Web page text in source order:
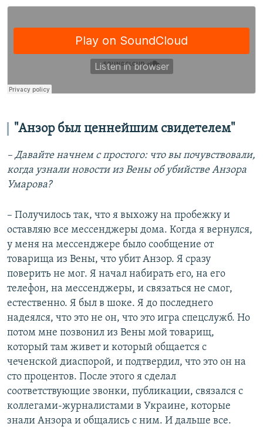
"Анзор был ценнейшим свидетелем"
– Давайте начнем с простого: что вы почувствовали,
когда узнали новости из Вены об убийстве Анзора
Умарова?
– Получилось так, что я выхожу на пробежку и
оставляю все мессенджеры дома. Когда я вернулся,
у меня на мессенджере было сообщение от
товарища из Вены, что убит Анзор. Я сразу
поверить не мог. Я начал набирать его, на его
телефон, на мессенджеры, и связаться не смог,
естественно. Я был в шоке. Я до последнего
надеялся, что это не он, что это игра спецслужб. Но
потом мне позвонил из Вены мой товарищ,
который там живет и который общается с
чеченской диаспорой, и подтвердил, что это он на
сто процентов. После этого я сделал
соответствующие звонки, публикации, связался с
коллегами-журналистами в Украине, которые
знали Анзора и общались с ним. И дальше все.